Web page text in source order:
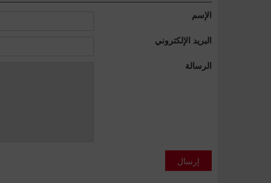
الإسم
البريد الإلكتروني
الرسالة
إرسال